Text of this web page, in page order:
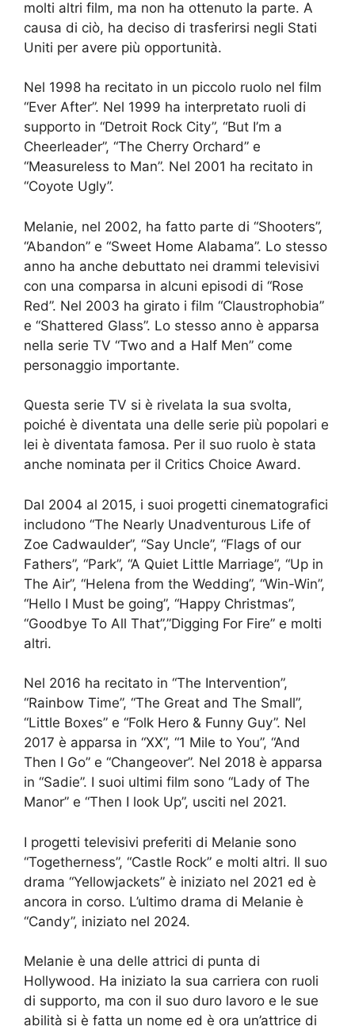
molti altri film, ma non ha ottenuto la parte. A
causa di ciò, ha deciso di trasferirsi negli Stati
Uniti per avere più opportunità.
Nel 1998 ha recitato in un piccolo ruolo nel film
“Ever After”. Nel 1999 ha interpretato ruoli di
supporto in “Detroit Rock City”, “But I’m a
Cheerleader”, “The Cherry Orchard” e
“Measureless to Man”. Nel 2001 ha recitato in
“Coyote Ugly”.
Melanie, nel 2002, ha fatto parte di “Shooters”,
“Abandon” e “Sweet Home Alabama”. Lo stesso
anno ha anche debuttato nei drammi televisivi
con una comparsa in alcuni episodi di “Rose
Red”. Nel 2003 ha girato i film “Claustrophobia”
e “Shattered Glass”. Lo stesso anno è apparsa
nella serie TV “Two and a Half Men” come
personaggio importante.
Questa serie TV si è rivelata la sua svolta,
poiché è diventata una delle serie più popolari e
lei è diventata famosa. Per il suo ruolo è stata
anche nominata per il Critics Choice Award.
Dal 2004 al 2015, i suoi progetti cinematografici
includono “The Nearly Unadventurous Life of
Zoe Cadwaulder”, “Say Uncle”, “Flags of our
Fathers”, “Park”, “A Quiet Little Marriage”, “Up in
The Air”, “Helena from the Wedding”, “Win-Win”,
“Hello I Must be going”, “Happy Christmas”,
“Goodbye To All That”,”Digging For Fire” e molti
altri.
Nel 2016 ha recitato in “The Intervention”,
“Rainbow Time”, “The Great and The Small”,
“Little Boxes” e “Folk Hero & Funny Guy”. Nel
2017 è apparsa in “XX”, “1 Mile to You”, “And
Then I Go” e “Changeover”. Nel 2018 è apparsa
in “Sadie”. I suoi ultimi film sono “Lady of The
Manor” e “Then I look Up”, usciti nel 2021.
I progetti televisivi preferiti di Melanie sono
“Togetherness”, “Castle Rock” e molti altri. Il suo
drama “Yellowjackets” è iniziato nel 2021 ed è
ancora in corso. L’ultimo drama di Melanie è
“Candy”, iniziato nel 2024.
Melanie è una delle attrici di punta di
Hollywood. Ha iniziato la sua carriera con ruoli
di supporto, ma con il suo duro lavoro e le sue
abilità si è fatta un nome ed è ora un’attrice di